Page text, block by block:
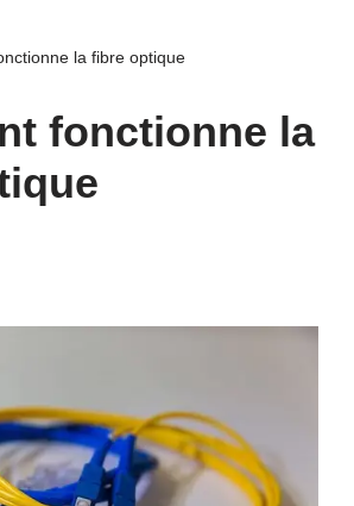
la fibre optique
fonctionne la